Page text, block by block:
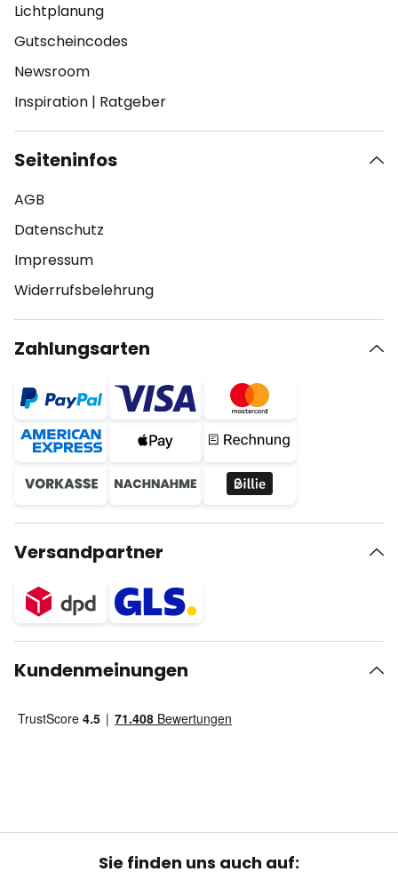
Lichtplanung
Gutscheincodes
Newsroom
Inspiration | Ratgeber
Seiteninfos
AGB
Datenschutz
Impressum
Widerrufsbelehrung
Zahlungsarten
Versandpartner
Kundenmeinungen
Sie finden uns auch auf: